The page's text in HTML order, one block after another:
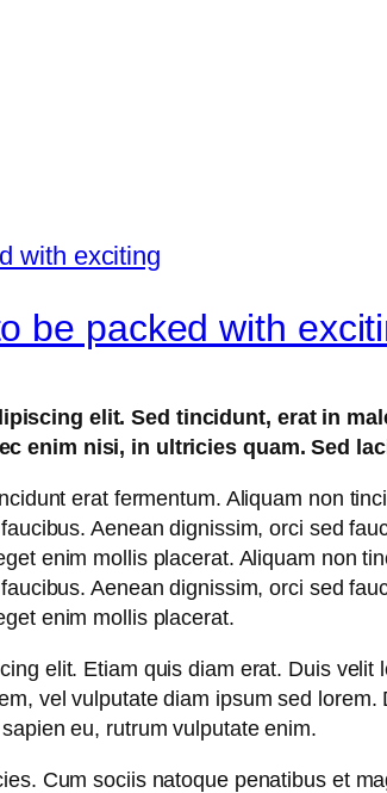
be packed with
elit. Sed tincidunt, erat in
enim nisi, in ultricies quam. Sed
erat fermentum. Aliquam non
Aenean dignissim, orci sed
enim mollis placerat. Aliquam non
Aenean dignissim, orci sed
enim mollis placerat.
elit. Etiam quis diam erat. Duis
vel vulputate diam ipsum sed
eu, rutrum vulputate enim.
Cum sociis natoque penatibus et